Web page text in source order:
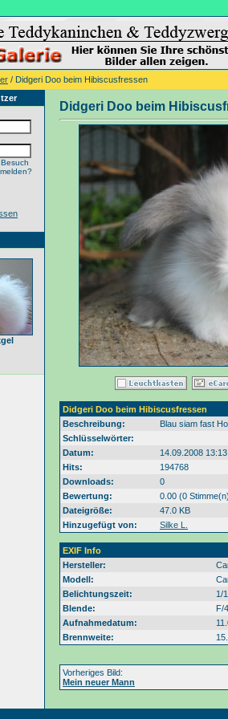
/ Didgeri Doo beim Hibiscusfressen
Didgeri Doo beim
Didgeri Doo beim Hibiscusfressen
Beschreibung:
Blau siam fast
Schlüsselwörter:
Datum:
14.09.2008 13:13
Hits:
194768
Downloads:
0
Bewertung:
0.00 (0
Dateigröße:
47.0 KB
Hinzugefügt von:
Silke L.
EXIF Info
Hersteller:
Modell:
Belichtungszeit:
1/
Blende:
F/4
Aufnahmedatum:
Brennweite:
Vorheriges Bild:
Mein neuer Mann